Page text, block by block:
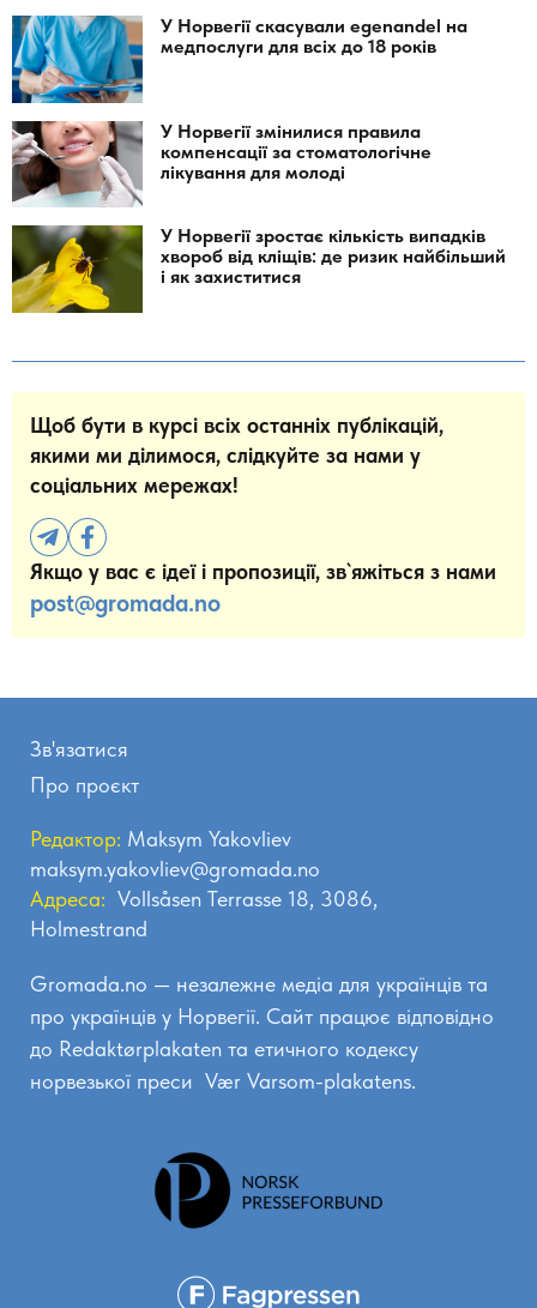
У Норвегії скасували egenandel на
медпослуги для всіх до 18 років
У Норвегії змінилися правила
компенсації за стоматологічне
лікування для молоді
У Норвегії зростає кількість випадків
хвороб від кліщів: де ризик найбільший
і як захиститися
Щоб бути в курсі всіх останніх публікацій,
якими ми ділимося, слідкуйте за нами у
соціальних мережах!
Якщо у вас є ідеї і пропозиції, зв`яжіться з нами
post@gromada.no
Зв'язатися
Про проєкт
Редактор: Maksym Yakovliev
maksym.yakovliev@gromada.no
Адреса: Vollsåsen Terrasse 18, 3086,
Holmestrand
Gromada.no — незалежне медіа для українців та
про українців у Норвегії. Сайт працює відповідно
до Redaktørplakaten та етичного кодексу
норвезької преси Vær Varsom-plakatens.